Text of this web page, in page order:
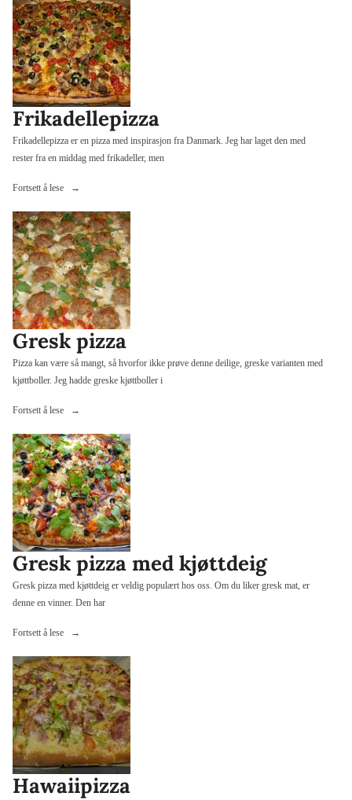
kjøttboller
og
ratatouille»
Frikadellepizza
Frikadellepizza er en pizza med inspirasjon fra Danmark. Jeg har laget den med
rester fra en middag med frikadeller, men
Fortsett å lese «Frikadellepizza»
Gresk pizza
Pizza kan være så mangt, så hvorfor ikke prøve denne deilige, greske varianten med
kjøttboller. Jeg hadde greske kjøttboller i
Fortsett å lese
«Gresk
Gresk pizza med kjøttdeig
Gresk pizza med kjøttdeig er veldig populært hos oss. Om du liker gresk mat, er
denne en vinner. Den har
Fortsett å lese
«Gresk
med
kjøttdeig»
Hawaiipizza